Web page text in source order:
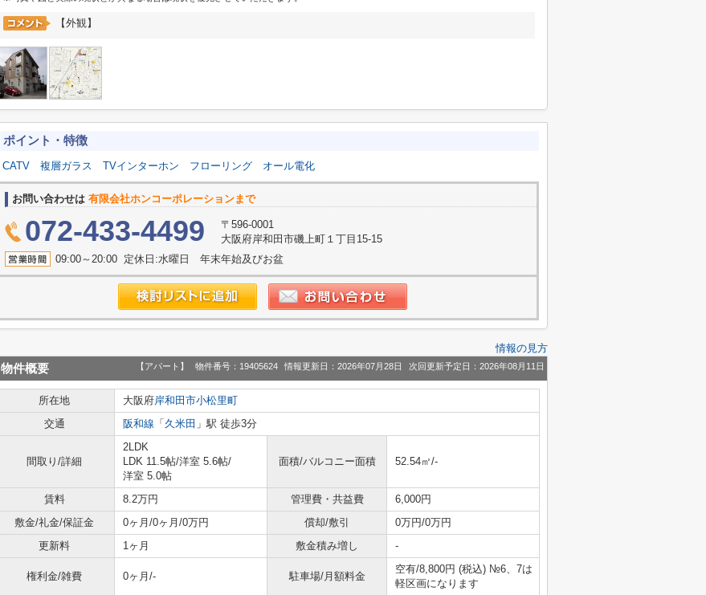
【外観】
ポイント・特徴
CATV 複層ガラス TVインターホン フローリング オール電化
お問い合わせは 有限会社ホンコーポレーションまで
072-433-4499
〒596-0001
大阪府岸和田市磯上町１丁目15-15
09:00～20:00 定休日:水曜日 年末年始及びお盆
情報の見方
物件概要 【アパート】 物件番号：19405624 情報更新日：2026年07月28日 次回更新予定日：2026年08月11日
所在地 大阪府岸和田市小松里町
交通
阪和線 「 久米田 」駅 徒歩3分
間取り/詳細
2LDK
LDK 11.5帖/洋室 5.6帖/
洋室 5.0帖
面積/バルコニー面積 52.54㎡/-
賃料 8.2万円 管理費・共益費
6,000円
敷金/礼金/保証金
0ヶ月/0ヶ月/0万円 償却/敷引
0万円/0万円
更新料
1ヶ月 敷金積み増し -
権利金/雑費 0ヶ月/- 駐車場/月額料金
空有/8,800円 (税込) №6、7は
軽区画になります